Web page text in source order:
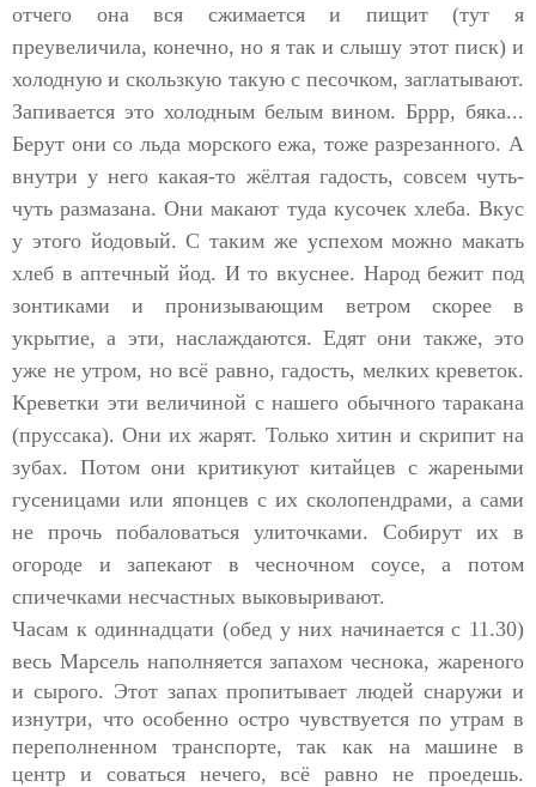
отчего она вся сжимается и пищит (тут я
преувеличила, конечно, но я так и слышу этот писк) и
холодную и скользкую такую с песочком, заглатывают.
Запивается это холодным белым вином. Бррр, бяка...
Берут они со льда морского ежа, тоже разрезанного. А
внутри у него какая-то жёлтая гадость, совсем чуть-
чуть размазана. Они макают туда кусочек хлеба. Вкус
у этого йодовый. С таким же успехом можно макать
хлеб в аптечный йод. И то вкуснее. Народ бежит под
зонтиками и пронизывающим ветром скорее в
укрытие, а эти, наслаждаются. Едят они также, это
уже не утром, но всё равно, гадость, мелких креветок.
Креветки эти величиной с нашего обычного таракана
(пруссака). Они их жарят. Только хитин и скрипит на
зубах. Потом они критикуют китайцев с жареными
гусеницами или японцев с их сколопендрами, а сами
не прочь побаловаться улиточками. Собирут их в
огороде и запекают в чесночном соусе, а потом
спичечками несчастных выковыривают.
Часам к одиннадцати (обед у них начинается с 11.30)
весь Марсель наполняется запахом чеснока, жареного
и сырого. Этот запах пропитывает людей снаружи и
изнутри, что особенно остро чувствуется по утрам в
переполненном транспорте, так как на машине в
центр и соваться нечего, всё равно не проедешь.